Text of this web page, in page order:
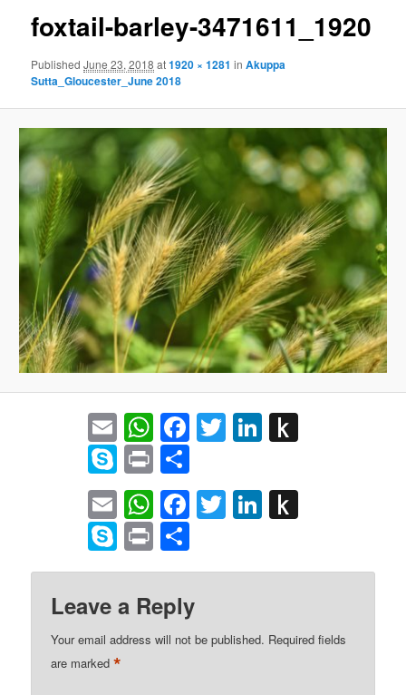
foxtail-barley-3471611_1920
PublishedJune 23, 2018 at1920 × 1281 inAkuppa
Sutta_Gloucester_June 2018
EmailWhatsApp
Facebook
TwitterLinkedIn
Skype
Print
EmailWhatsApp
Facebook
TwitterLinkedIn
Kindle
Skype
Print
Leave a Reply
Your email address will not be published. Required fields
are marked*